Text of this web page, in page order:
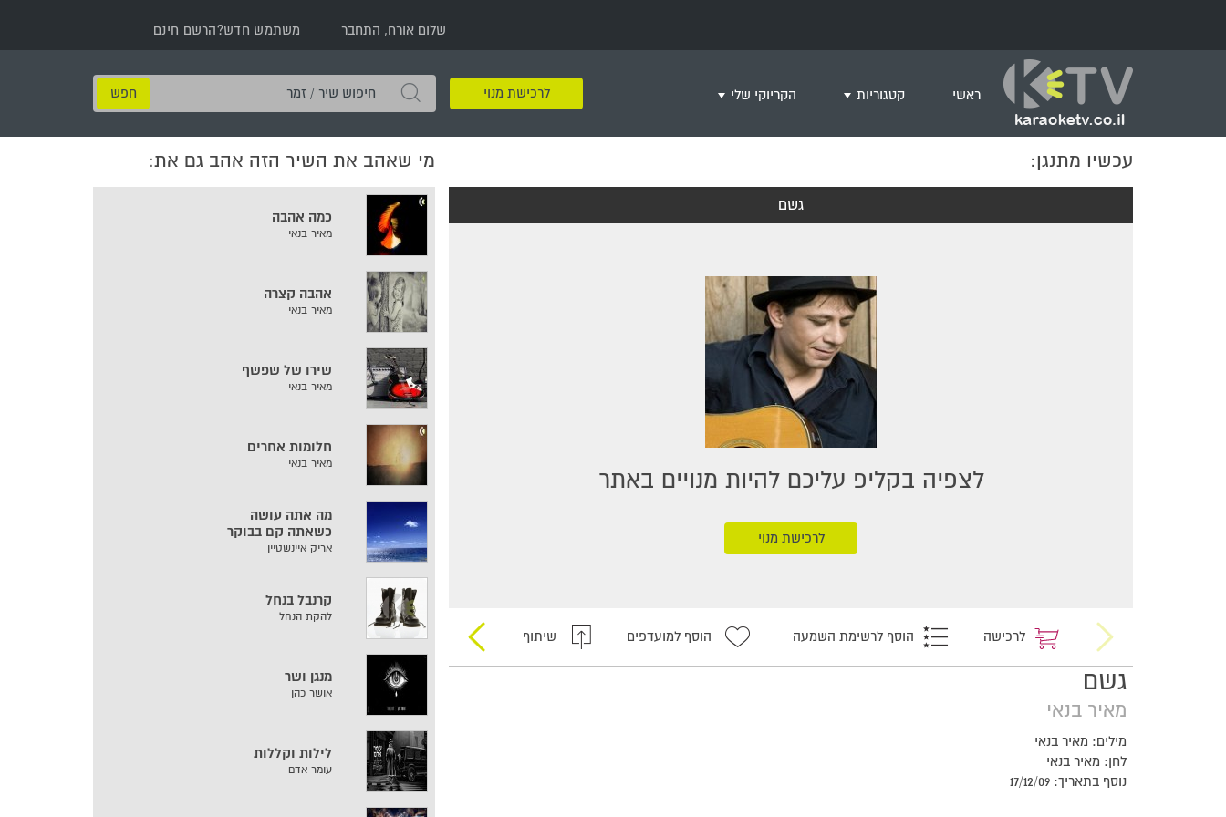
שלום אורח, התחבר משתמש חדש?הרשם חינם
ראשי קטגוריות
שירי רוק/פופ
היפ הופ
English songs
שירי ארץ ישראל
שירי אירוויזיון
מסיבת רווקות
שירי יום הזיכרון
שירי ילדים
הקריוקי שלי
+ צור רשימת השמעה חדשה
לרכישת מנוי
חיפוש
שיר
/
זמר
עכשיו מתנגן:
גשם
לצפיה בקליפ עליכם להיות מנויים באתר
לרכישת מנוי
לרכישה הוסף לרשימת השמעה הוסף למועדפים שיתוף
גשם
מאיר בנאי
מילים: מאיר בנאי
לחן: מאיר בנאי
נוסף בתאריך: 17/12/09
מי שאהב את השיר הזה אהב גם את:
כמה אהבה
מאיר בנאי
אהבה קצרה
מאיר בנאי
שירו של שפשף
מאיר בנאי
חלומות אחרים
מאיר בנאי
מה אתה עושה
כשאתה קם בבוקר
אריק איינשטיין
קרנבל בנחל
להקת הנחל
מנגן ושר
אושר כהן
לילות וקללות
עומר אדם